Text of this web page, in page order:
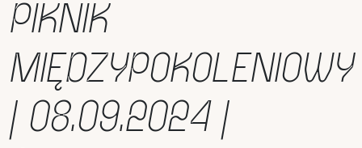
PIKNIK
MIĘDZYPOKOLENIOWY
| 08.09.2024 |